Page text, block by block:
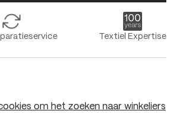
Textiel Expertise
om het zoeken naar winkeliers